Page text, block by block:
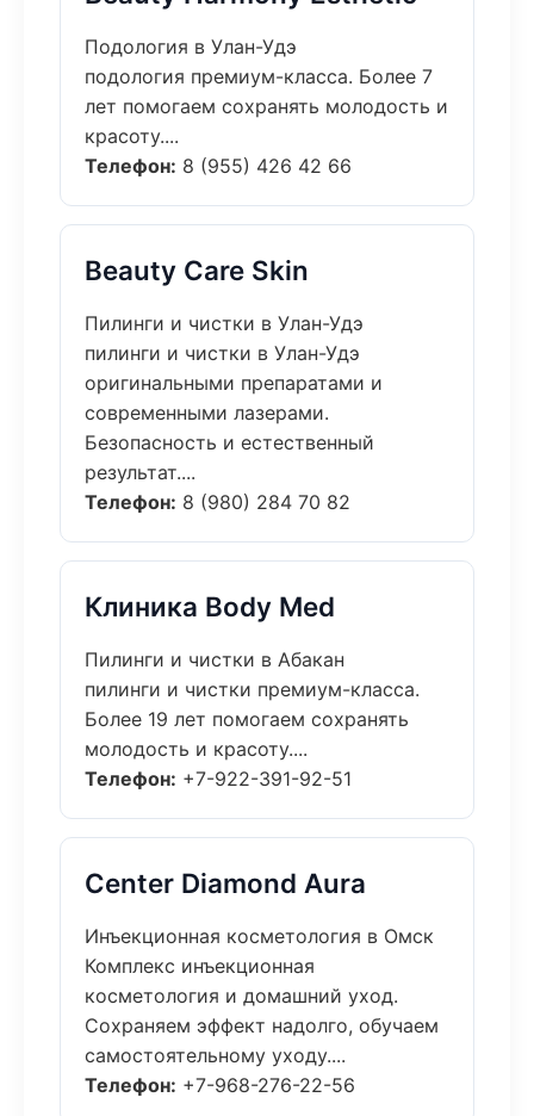
Подология в Улан-Удэ
подология премиум-класса. Более 7
лет помогаем сохранять молодость и
красоту....
Телефон: 8 (955) 426 42 66
Beauty Care Skin
Пилинги и чистки в Улан-Удэ
пилинги и чистки в Улан-Удэ
оригинальными препаратами и
современными лазерами.
Безопасность и естественный
результат....
Телефон: 8 (980) 284 70 82
Клиника Body Med
Пилинги и чистки в Абакан
пилинги и чистки премиум-класса.
Более 19 лет помогаем сохранять
молодость и красоту....
Телефон: +7-922-391-92-51
Center Diamond Aura
Инъекционная косметология в Омск
Комплекс инъекционная
косметология и домашний уход.
Сохраняем эффект надолго, обучаем
самостоятельному уходу....
Телефон: +7-968-276-22-56